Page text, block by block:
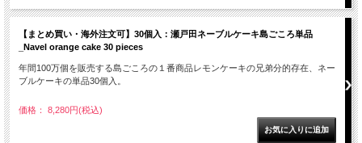
【まとめ買い・海外注文可】30個入：瀬戸田ネーブルケーキ島ごころ単品
_Navel orange cake 30 pieces
年間100万個を販売する島ごころの１番商品レモンケーキの兄弟分的存在、ネー
ブルケーキの単品30個入。
価格： 8,280円(税込)